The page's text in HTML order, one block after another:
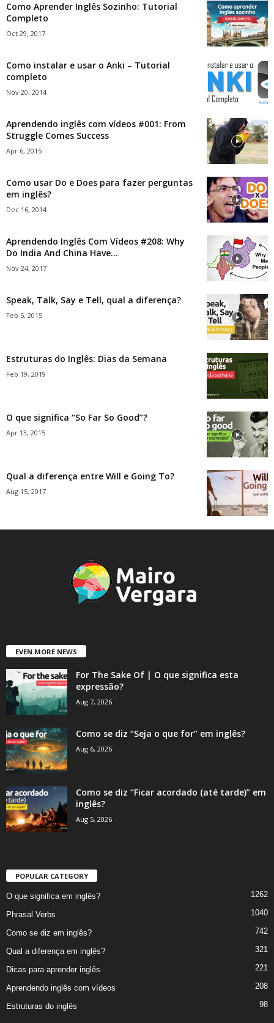
Como Aprender Inglês Sozinho: Tutorial
Completo
Oct 29, 2017
Como instalar e usar o Anki – Tutorial
completo
Nov 20, 2014
Aprendendo inglês com vídeos #001: From
Struggle Comes Success
Apr 6, 2015
Como usar Do e Does para fazer perguntas
em inglês?
Dec 16, 2014
Aprendendo Inglês Com Vídeos #208: Why
Do India And China Have...
Nov 24, 2017
Speak, Talk, Say e Tell, qual a diferença?
Feb 5, 2015
Estruturas do Inglês: Dias da Semana
Feb 19, 2019
O que significa “So Far So Good”?
Apr 13, 2015
Qual a diferença entre Will e Going To?
Aug 15, 2017
EVEN MORE NEWS
For The Sake Of | O que significa esta
expressão?
Aug 7, 2026
Como se diz “Seja o que for” em inglês?
Aug 6, 2026
Como se diz “Ficar acordado (até tarde)” em
inglês?
Aug 5, 2026
POPULAR CATEGORY
O que significa em inglês? 1262
Phrasal Verbs 1040
Como se diz em inglês? 742
Qual a diferença em inglês? 321
Dicas para aprender inglês 221
Aprendendo inglês com vídeos 208
Estruturas do inglês 98